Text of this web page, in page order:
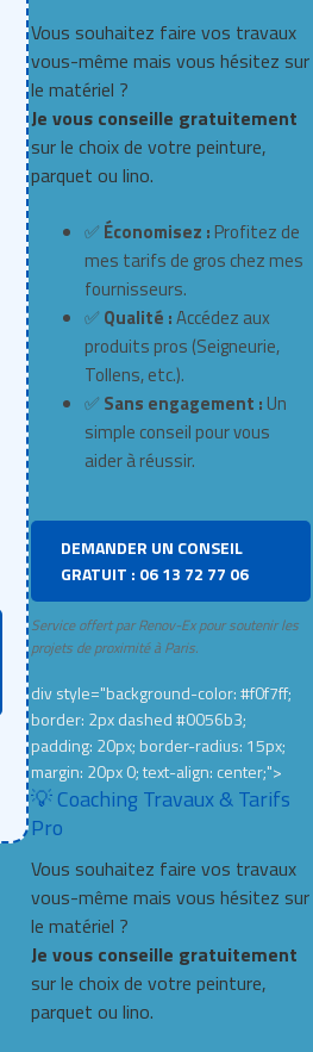
Vous souhaitez faire vos travaux
vous-même mais vous hésitez sur
le matériel ?
Je vous conseille gratuitement
sur le choix de votre peinture,
parquet ou lino.
✅ Économisez : Profitez de
mes tarifs de gros chez mes
fournisseurs.
✅ Qualité :Accédez aux
produits pros (Seigneurie,
Tollens, etc.).
✅ Sans engagement : Un
simple conseil pour vous
aider à réussir.
DEMANDER UN CONSEIL
GRATUIT : 06 13 72 77 06
Service offert par Renov-Ex pour soutenir les
projets de proximité à Paris.
div style="background-color: #f0f7ff;
border: 2px dashed #0056b3;
padding: 20px; border-radius: 15px;
margin: 20px 0; text-align: center;">
💡 Coaching Travaux & Tarifs
Pro
Vous souhaitez faire vos travaux
vous-même mais vous hésitez sur
le matériel ?
Je vous conseille gratuitement
sur le choix de votre peinture,
parquet ou lino.